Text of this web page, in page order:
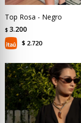
Top Rosa - Negro
$ 3.200
$ 2.720